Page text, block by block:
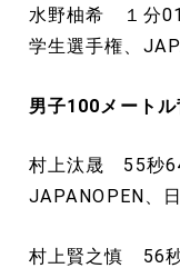
水野柚希 １分
学生選手権、
男子100メートル
村上汰晟 55秒
JAPANOPEN、
村上賢之慎 56